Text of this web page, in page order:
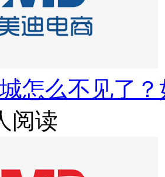
怎么不见了
阅读